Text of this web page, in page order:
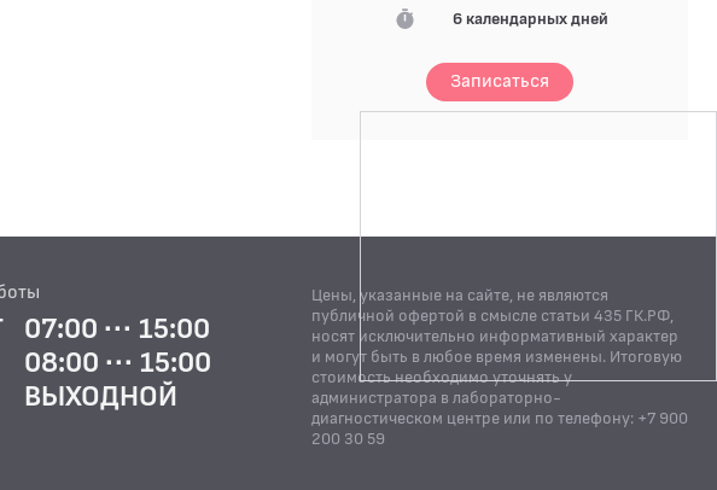
6 календарных дней
Записаться
07:00 ··· 15:00
08:00 ··· 15:00
ВЫХОДНОЙ
Цены, указанные на сайте, не являются
публичной офертой в смысле статьи 435 ГК.РФ,
носят исключительно информативный характер
и могут быть в любое время изменены. Итоговую
стоимость необходимо уточнять у
администратора в лабораторно-
диагностическом центре или по телефону: +7 900
200 30 59